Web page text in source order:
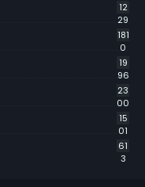
12
29
181
0
19
96
23
00
15
01
61
3